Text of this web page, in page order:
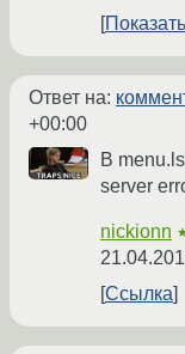
Ответ на:
+00:00
В
server
nickionn
Ссылка